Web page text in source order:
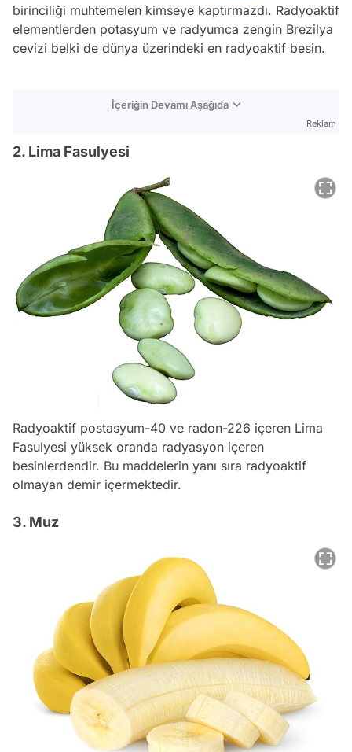
birinciliği muhtemelen kimseye kaptırmazdı. Radyoaktif
elementlerden potasyum ve radyumca zengin Brezilya
cevizi belki de dünya üzerindeki en radyoaktif besin.
İçeriğin Devamı Aşağıda
Reklam
2. Lima Fasulyesi
Radyoaktif postasyum-40 ve radon-226 içeren Lima
Fasulyesi yüksek oranda radyasyon içeren
besinlerdendir. Bu maddelerin yanı sıra radyoaktif
olmayan demir içermektedir.
3. Muz